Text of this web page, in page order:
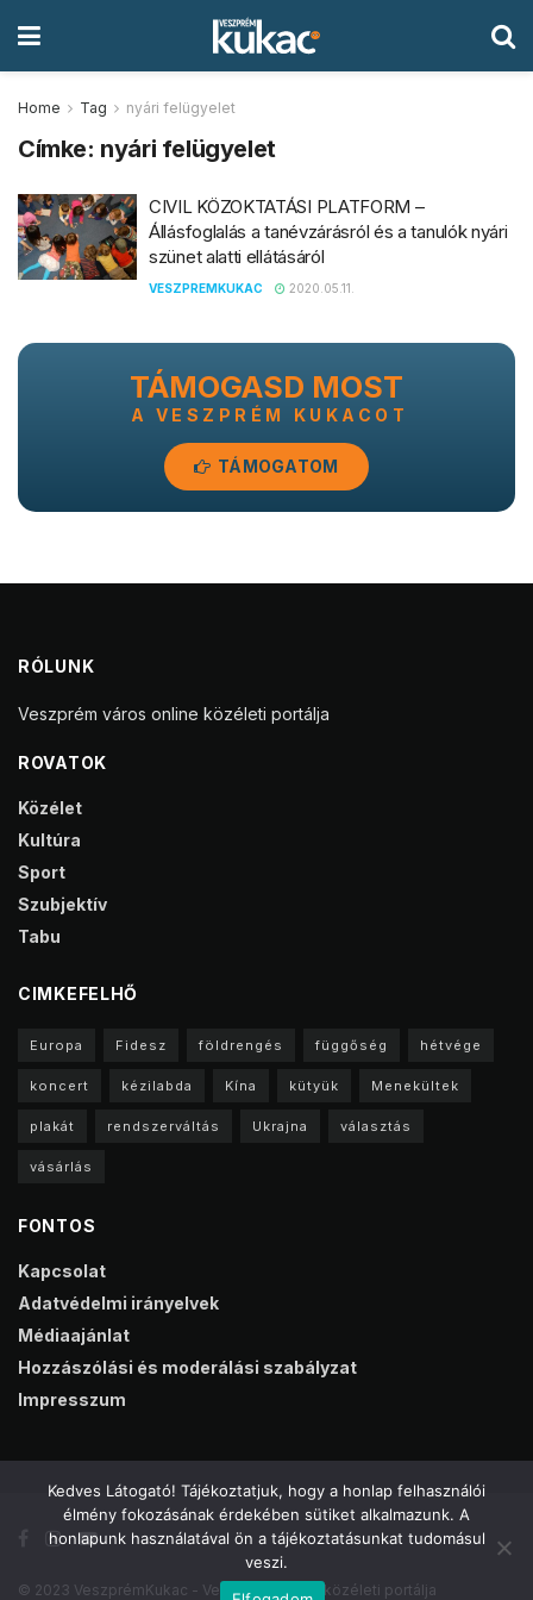
Home Tag nyári felügyelet
Címke: nyári felügyelet
CIVIL KÖZOKTATÁSI PLATFORM –
Állásfoglalás a tanévzárásról és a tanulók nyári
szünet alatti ellátásáról
VESZPREMKUKAC 2020.05.11.
TÁMOGASD MOST
A VESZPRÉM KUKACOT
TÁMOGATOM
RÓLUNK
Veszprém város online közéleti portálja
ROVATOK
Közélet
Kultúra
Sport
Szubjektív
Tabu
CIMKEFELHŐ
Europa Fidesz földrengés függőség hétvége
koncert kézilabda Kína kütyük Menekültek
plakát rendszerváltás Ukrajna választás
vásárlás
FONTOS
Kapcsolat
Adatvédelmi irányelvek
Médiaajánlat
Hozzászólási és moderálási szabályzat
Impresszum
© 2023 VeszprémKukac - Veszprém online közéleti portálja
Kedves Látogató! Tájékoztatjuk, hogy a honlap felhasználói
élmény fokozásának érdekében sütiket alkalmazunk. A
honlapunk használatával ön a tájékoztatásunkat tudomásul
veszi.